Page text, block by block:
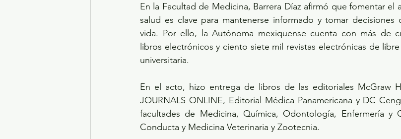
En la Facultad de Medicina, Barrera Díaz afirmó que fomentar el
salud es clave para mantenerse informado y tomar
vida. Por ello, la Autónoma mexiquense cuenta con más de
libros electrónicos y ciento siete mil revistas electrónicas de
universitaria.
En el acto, hizo entrega de libros de las editoriales⁠ McGraw
JOURNALS ONLINE, Editorial Médica Panamericana y DC
facultades de Medicina, Química, Odontología, Enfermería y
Conducta y Medicina Veterinaria y Zootecnia.